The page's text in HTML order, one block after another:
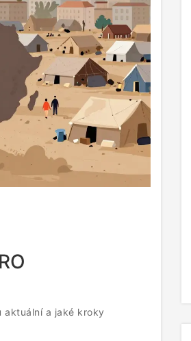
aktuální a jaké kroky